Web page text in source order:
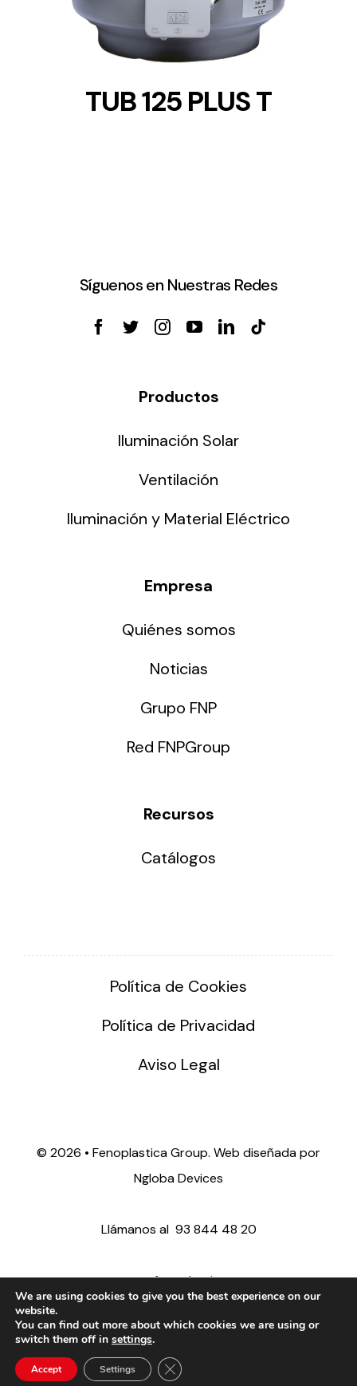
TUB 125 PLUS T
Síguenos en Nuestras Redes
Productos
Iluminación Solar
Ventilación
Iluminación y Material Eléctrico
Empresa
Quiénes somos
Noticias
Grupo FNP
Red FNPGroup
Recursos
Catálogos
Política de Cookies
Política de Privacidad
Aviso Legal
© 2026 • Fenoplastica Group. Web diseñada por
Ngloba Devices
Llámanos al 93 844 48 20
ventas@fenoplastica.com
export@fenoplastica.com
We are using cookies to give you the best experience on our
website.
You can find out more about which cookies we are using or
switch them off in settings.
Accept Settings Close GDPR Cookie Banner